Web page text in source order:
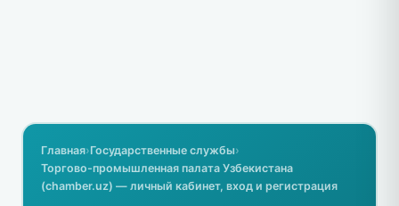
Главная›Государственные службы›
Торгово-промышленная палата Узбекистана
(chamber.uz) — личный кабинет, вход и регистрация